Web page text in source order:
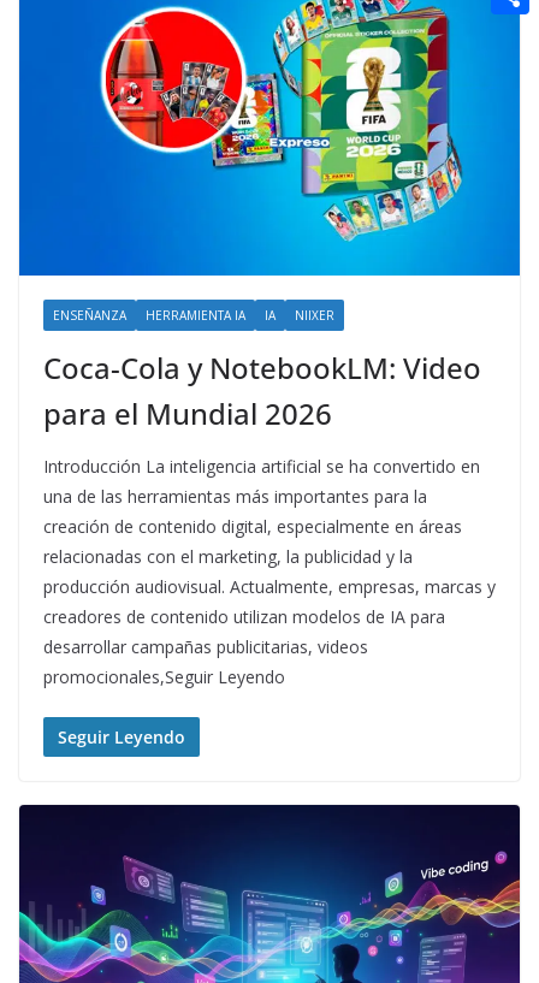
ENSEÑANZA HERRAMIENTA IA IA NIIXER
Coca-Cola y NotebookLM: Video
para el Mundial 2026
Introducción La inteligencia artificial se ha convertido en
una de las herramientas más importantes para la
creación de contenido digital, especialmente en áreas
relacionadas con el marketing, la publicidad y la
producción audiovisual. Actualmente, empresas, marcas y
creadores de contenido utilizan modelos de IA para
desarrollar campañas publicitarias, videos
promocionales,Seguir Leyendo
Seguir Leyendo
n
a